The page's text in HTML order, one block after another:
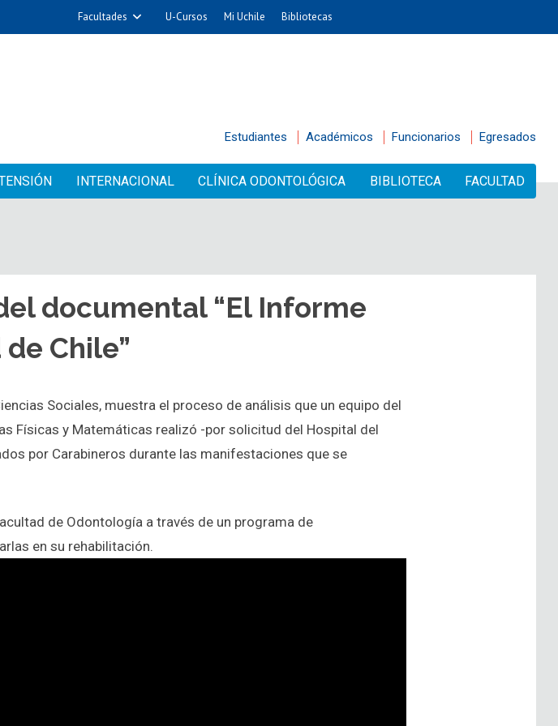
Facultades U-Cursos Mi Uchile Bibliotecas
Estudiantes Académicos Funcionarios Egresados
INTERNACIONAL CLÍNICA ODONTOLÓGICA BIBLIOTECA FACULTAD
documental “El Informe
Chile”
Sociales, muestra el proceso de análisis que un equipo del
Físicas y Matemáticas realizó -por solicitud del Hospital del
por Carabineros durante las manifestaciones que se
de Odontología a través de un programa de
en su rehabilitación.